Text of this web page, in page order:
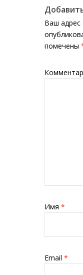
Ваш адрес
помечены
Имя *
Email *